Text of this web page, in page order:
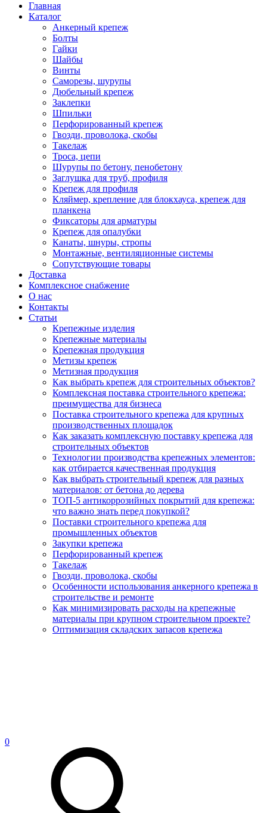
Главная
Каталог
Анкерный крепеж
Болты
Гайки
Шайбы
Винты
Саморезы, шурупы
Дюбельный крепеж
Заклепки
Шпильки
Перфорированный крепеж
Гвозди, проволока, скобы
Такелаж
Троса, цепи
Шурупы по бетону, пенобетону
Заглушка для труб, профиля
Крепеж для профиля
Кляймер, крепление для блокхауса, крепеж для
планкена
Фиксаторы для арматуры
Крепеж для опалубки
Канаты, шнуры, стропы
Монтажные, вентиляционные системы
Сопутствующие товары
Доставка
Комплексное снабжение
О нас
Контакты
Статьи
Крепежные изделия
Крепежные материалы
Крепежная продукция
Метизы крепеж
Метизная продукция
Как выбрать крепеж для строительных объектов?
Комплексная поставка строительного крепежа:
преимущества для бизнеса
Поставка строительного крепежа для крупных
производственных площадок
Как заказать комплексную поставку крепежа для
строительных объектов
Технологии производства крепежных элементов:
как отбирается качественная продукция
Как выбрать строительный крепеж для разных
материалов: от бетона до дерева
ТОП-5 антикоррозийных покрытий для крепежа:
что важно знать перед покупкой?
Поставки строительного крепежа для
промышленных объектов
Закупки крепежа
Перфорированный крепеж
Такелаж
Гвозди, проволока, скобы
Особенности использования анкерного крепежа в
строительстве и ремонте
Как минимизировать расходы на крепежные
материалы при крупном строительном проекте?
Оптимизация складских запасов крепежа
0